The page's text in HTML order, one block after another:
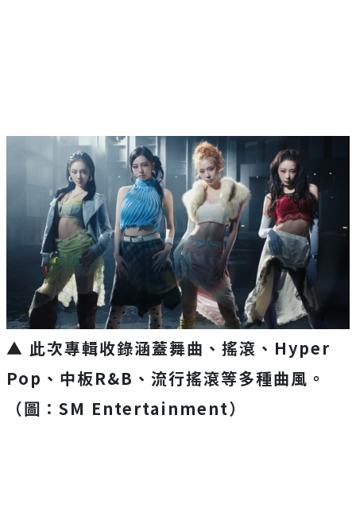
▲ 此次專輯收錄涵蓋舞曲、搖滾、 Hyper
Pop 、中板R&B 、流行搖滾等多種曲風。
（圖：SM Entertainment）